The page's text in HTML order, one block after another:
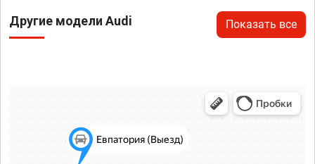
Другие модели Audi Показать все